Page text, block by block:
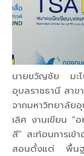
นายขวัญชัย มะ
อุบลราชธานี สาข
จากมหาวิทยาลัย
เลิศ งานเขียน “
สี” สะท้อนการเข้
สอนตั้งแต่ พื้นฐา